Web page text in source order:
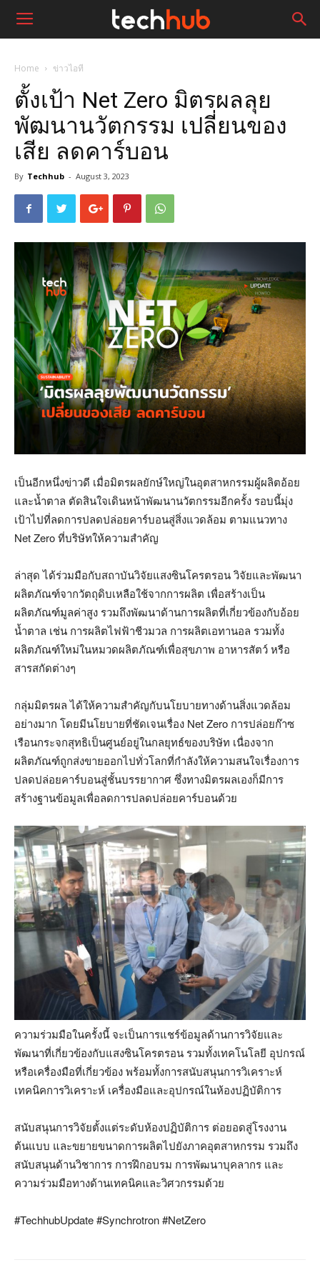
Home ข่าวไอที
ตั้งเป้า Net Zero มิตรผลลุย
พัฒนานวัตกรรม เปลี่ยนของ
เสีย ลดคาร์บอน
By Techhub - August 3, 2023
เป็นอีกหนึ่งข่าวดี เมื่อมิตรผลยักษ์ใหญ่ในอุตสาหกรรมผู้ผลิตอ้อย
และน้ำตาล ตัดสินใจเดินหน้าพัฒนานวัตกรรมอีกครั้ง รอบนี้มุ่ง
เป้าไปที่ลดการปลดปล่อยคาร์บอนสู่สิ่งแวดล้อม ตามแนวทาง
Net Zeroที่บริษัทให้ความสำคัญ
ล่าสุด ได้ร่วมมือกับสถาบันวิจัยแสงซินโครตรอน วิจัยและพัฒนา
ผลิตภัณฑ์จากวัตถุดิบเหลือใช้จากการผลิต เพื่อสร้างเป็น
ผลิตภัณฑ์มูลค่าสูง รวมถึงพัฒนาด้านการผลิตที่เกี่ยวข้องกับอ้อย
น้ำตาล เช่น การผลิตไฟฟ้าชีวมวล การผลิตเอทานอล รวมทั้ง
ผลิตภัณฑ์ใหม่ในหมวดผลิตภัณฑ์เพื่อสุขภาพ อาหารสัตว์ หรือ
สารสกัดต่างๆ
กลุ่มมิตรผล ได้ให้ความสำคัญกับนโยบายทางด้านสิ่งแวดล้อม
อย่างมาก โดยมีนโยบายที่ชัดเจนเรื่อง Net Zero การปล่อยก๊าซ
เรือนกระจกสุทธิเป็นศูนย์อยู่ในกลยุทธ์ของบริษัท เนื่องจาก
ผลิตภัณฑ์ถูกส่งขายออกไปทั่วโลกที่กำลังให้ความสนใจเรื่องการ
ปลดปล่อยคาร์บอนสู่ชั้นบรรยากาศ ซึ่งทางมิตรผลเองก็มีการ
สร้างฐานข้อมูลเพื่อลดการปลดปล่อยคาร์บอนด้วย
ความร่วมมือในครั้งนี้ จะเป็นการแชร์ข้อมูลด้านการวิจัยและ
พัฒนาที่เกี่ยวข้องกับแสงซินโครตรอน รวมทั้งเทคโนโลยี อุปกรณ์
หรือเครื่องมือที่เกี่ยวข้อง พร้อมทั้งการสนับสนุนการวิเคราะห์
เทคนิคการวิเคราะห์ เครื่องมือและอุปกรณ์ในห้องปฏิบัติการ
สนับสนุนการวิจัยตั้งแต่ระดับห้องปฏิบัติการ ต่อยอดสู่โรงงาน
ต้นแบบ และขยายขนาดการผลิตไปยังภาคอุตสาหกรรม รวมถึง
สนับสนุนด้านวิชาการ การฝึกอบรม การพัฒนาบุคลากร และ
ความร่วมมือทางด้านเทคนิคและวิศวกรรมด้วย
#TechhubUpdate #Synchrotron #NetZero